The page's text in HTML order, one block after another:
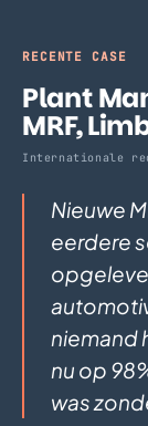
RECENTE CASE
Plant
MRF,
Internationale
Nieuwe
eerdere
niemand
nu op
was